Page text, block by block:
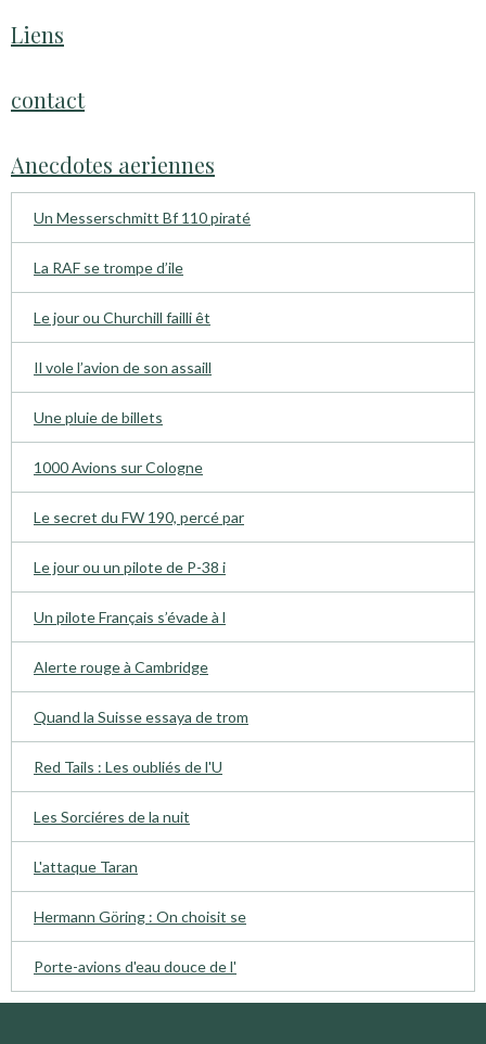
Liens
contact
Anecdotes aeriennes
Un Messerschmitt Bf 110 piraté
La RAF se trompe d’ile
Le jour ou Churchill failli êt
Il vole l’avion de son assaill
Une pluie de billets
1000 Avions sur Cologne
Le secret du FW 190, percé par
Le jour ou un pilote de P-38 i
Un pilote Français s’évade à l
Alerte rouge à Cambridge
Quand la Suisse essaya de trom
Red Tails : Les oubliés de l'U
Les Sorciéres de la nuit
L'attaque Taran
Hermann Göring : On choisit se
Porte-avions d'eau douce de l'